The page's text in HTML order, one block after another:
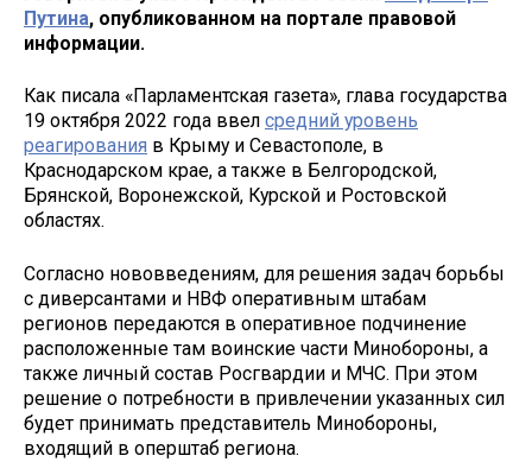
Путина, опубликованном на портале правовой
информации.
Как писала «Парламентская газета», глава государства
19 октября 2022 года ввел средний уровень
реагирования в Крыму и Севастополе, в
Краснодарском крае, а также в Белгородской,
Брянской, Воронежской, Курской и Ростовской
областях.
Согласно нововведениям, для решения задач борьбы
с диверсантами и НВФ оперативным штабам
регионов передаются в оперативное подчинение
расположенные там воинские части Минобороны, а
также личный состав Росгвардии и МЧС. При этом
решение о потребности в привлечении указанных сил
будет принимать представитель Минобороны,
входящий в оперштаб региона.